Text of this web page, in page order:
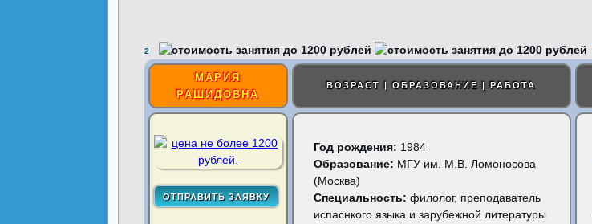
2
МАРИЯ
РАШИДОВНА
ВОЗРАСТ | ОБРАЗОВАНИЕ | РАБОТА
Год рождения: 1984
Образование: МГУ им. М.В. Ломоносова
(Москва)
Специальность: филолог, преподаватель
испаснкого языка и зарубежной литературы